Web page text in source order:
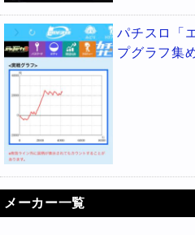
パチスロ「
プグラフ集
メーカー一覧